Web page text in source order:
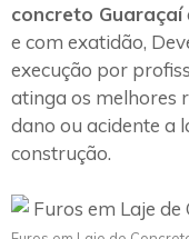
concreto Guaraçaí
e com exatidão,
execução por
atinga os melhores
dano ou acidente a
construção.